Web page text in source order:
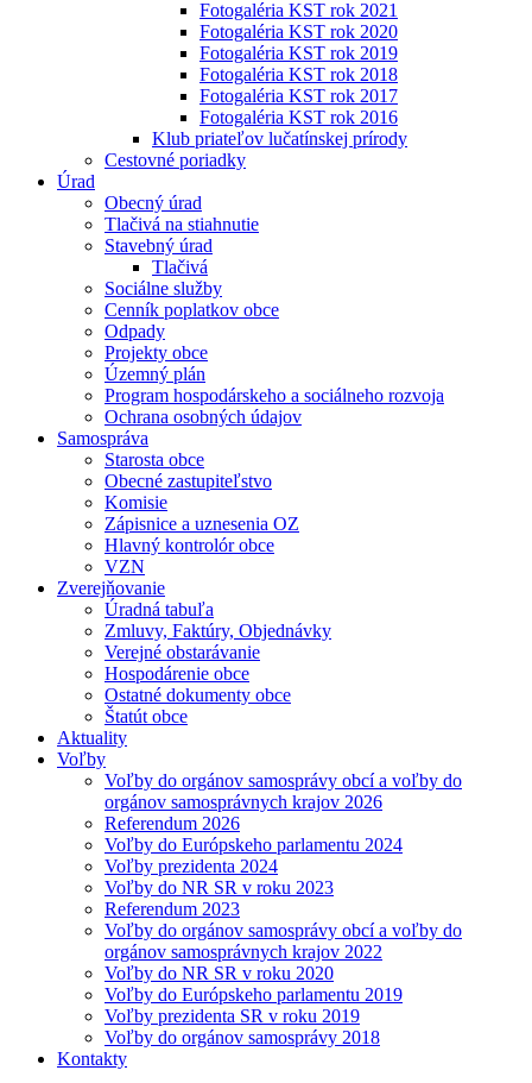
Fotogaléria KST rok 2021
Fotogaléria KST rok 2020
Fotogaléria KST rok 2019
Fotogaléria KST rok 2018
Fotogaléria KST rok 2017
Fotogaléria KST rok 2016
Klub priateľov lučatínskej prírody
Cestovné poriadky
Úrad
Obecný úrad
Tlačivá na stiahnutie
Stavebný úrad
Tlačivá
Sociálne služby
Cenník poplatkov obce
Odpady
Projekty obce
Územný plán
Program hospodárskeho a sociálneho rozvoja
Ochrana osobných údajov
Samospráva
Starosta obce
Obecné zastupiteľstvo
Komisie
Zápisnice a uznesenia OZ
Hlavný kontrolór obce
VZN
Zverejňovanie
Úradná tabuľa
Zmluvy, Faktúry, Objednávky
Verejné obstarávanie
Hospodárenie obce
Ostatné dokumenty obce
Štatút obce
Aktuality
Voľby
Voľby do orgánov samosprávy obcí a voľby do
orgánov samosprávnych krajov 2026
Referendum 2026
Voľby do Európskeho parlamentu 2024
Voľby prezidenta 2024
Voľby do NR SR v roku 2023
Referendum 2023
Voľby do orgánov samosprávy obcí a voľby do
orgánov samosprávnych krajov 2022
Voľby do NR SR v roku 2020
Voľby do Európskeho parlamentu 2019
Voľby prezidenta SR v roku 2019
Voľby do orgánov samosprávy 2018
Kontakty